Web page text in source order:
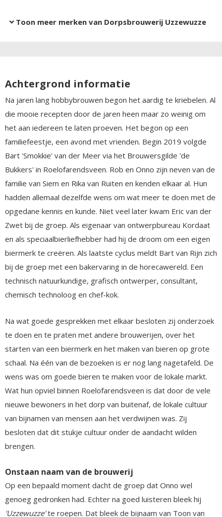
fruitige tonen en lichte kruidigheid maken dit bier tot een
Toon meer merken van Dorpsbrouwerij Uzzewuzze
Achtergrond informatie
Na jaren lang hobbybrouwen begon het aardig te kriebelen. Al
die mooie recepten door de jaren heen maar zo weinig om
het aan iedereen te laten proeven. Het begon op een
familiefeestje, een avond met vrienden. Begin 2019 volgde
Bart 'Smokkie' van der Meer via het Brouwersgilde 'de
Bukkers' in Roelofarendsveen. Rob en Onno zijn neven van de
familie van Siem en Rika van Ruiten en kenden elkaar al. Hun
hadden allemaal dezelfde wens om wat meer te doen met de
opgedane kennis en kunde. Niet veel later kwam Eric van der
Zwet bij de groep. Als eigenaar van ontwerpbureau Kordaat
en als speciaalbierliefhebber had hij de droom om een eigen
biermerk te creëren. Als laatste cyclus meldt Bart van Rijn zich
bij de groep met een bakervaring in de horecawereld. Een
technisch natuurkundige, grafisch ontwerper, consultant,
chemisch technoloog en chef-kok.
Na wat goede gesprekken met elkaar besloten zij onderzoek
te doen en te praten met andere brouwerijen, over het
starten van een biermerk en het maken van bieren op grote
schaal. Na één van de bezoeken is er nog lang nagetafeld. De
wens was om goede bieren te maken voor de lokale markt.
Wat hun opviel binnen Roelofarendsveen is dat door de vele
nieuwe bewoners in het dorp van buitenaf, de lokale cultuur
van bijnamen van mensen aan het verdwijnen was. Zij
besloten dat dit stukje cultuur onder de aandacht wilden
brengen.
Onstaan naam van de brouwerij
Op een bepaald moment dacht de groep dat Onno wel
genoeg gedronken had. Echter na goed luisteren bleek hij
'Uzzewuzze'te roepen. Dat bleek de bijnaam van Toon van